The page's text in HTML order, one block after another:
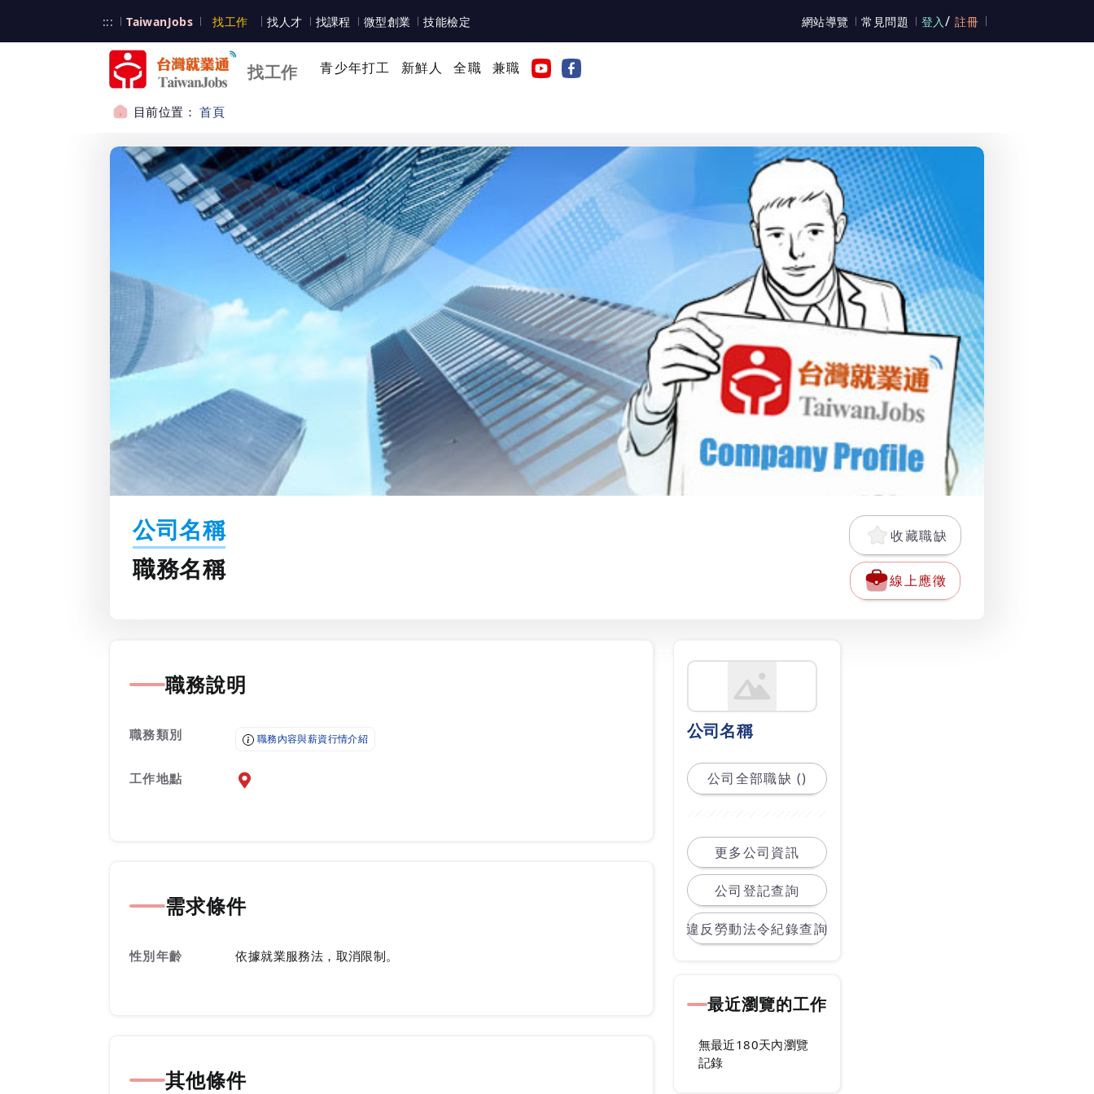
::: TaiwanJobs 台灣就業通
找工作 台灣就業通
找人才 找課程 微型創業 技能檢定 網站導覽 常見問題 登入 / 註冊
找工作 青少年打工 新鮮人 全職 兼職
目前位置：首頁
公司名稱
職務名稱
收藏職缺
線上應徵
職務說明
職務類別 職務內容與薪資行情介紹
工作地點 前往查看地圖
需求條件
性別年齡 依據就業服務法，取消限制。
其他條件
公司名稱
公司全部職缺 ()
更多公司資訊
公司登記查詢
違反勞動法令紀錄查詢
最近瀏覽的工作
無最近180天內瀏覽
記錄